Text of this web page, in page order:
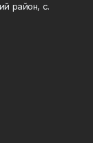
район, с.